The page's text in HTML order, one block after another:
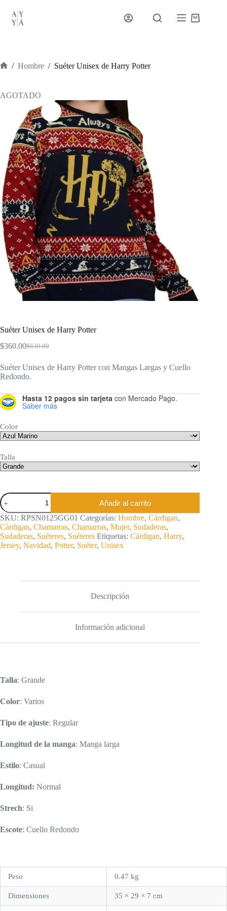
contenido
Carro
/ Hombre / Suéter Unisex de Harry Potter
AGOTADO
Suéter Unisex de Harry Potter
$630.00
El
original
era:
$360.00El
actual
es:
Suéter Unisex de Harry Potter con Mangas Largas y Cuello
Redondo.
Hasta 12 pagos sin tarjeta con Mercado Pago.
Saber más
Color
Talla
Suéter
Unisex
de
Harry
Potter
cantidad
Añadir al carrito
SKU: RPSN0125GG01 Categorías: Hombre, Cárdigan,
Cárdigan, Chamarras, Chamarras, Mujer, Sudaderas,
Sudaderas, Suéteres, Suéteres Etiquetas: Cárdigan, Harry,
Jersey, Navidad, Potter, Suéter, Unisex
Descripción
Información adicional
Talla: Grande
Color: Varios
Tipo de ajuste: Regular
Longitud de la manga: Manga larga
Estilo: Casual
Longitud: Normal
Strech: Si
Escote: Cuello Redondo
Peso 0.47 kg
Dimensiones 35 × 29 × 7 cm